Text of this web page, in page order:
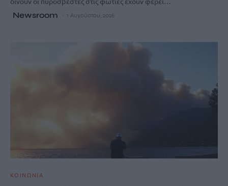
Newsroom 1 Αυγούστου, 2026
ΚΟΙΝΩΝΙΑ